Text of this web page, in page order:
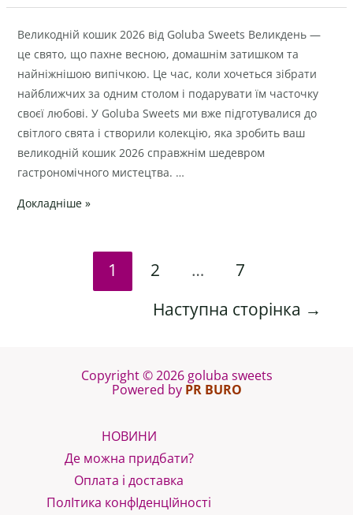
солодкий
спогад
Великодній кошик 2026 від Goluba Sweets Великдень —
це свято, що пахне весною, домашнім затишком та
найніжнішою випічкою. Це час, коли хочеться зібрати
найближчих за одним столом і подарувати їм часточку
своєї любові. У Goluba Sweets ми вже підготувалися до
світлого свята і створили колекцію, яка зробить ваш
великодній кошик 2026 справжнім шедевром
гастрономічного мистецтва. …
Великодній
кошик
2026
від
Goluba
Sweets
Докладніше »
1 2 …
7
Наступна сторінка →
Copyright © 2026 goluba sweets
Powered by PR BURO
НОВИНИ
Де можна придбати?
Оплата і доставка
ПолІтика конфІденцІйності